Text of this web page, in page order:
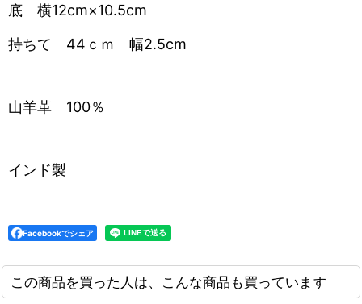
底 横12cm×10.5cm
持ちて 44ｃｍ 幅2.5cm
山羊革 100％
インド製
Facebookでシェア
この商品を買った人は、こんな商品も買っています